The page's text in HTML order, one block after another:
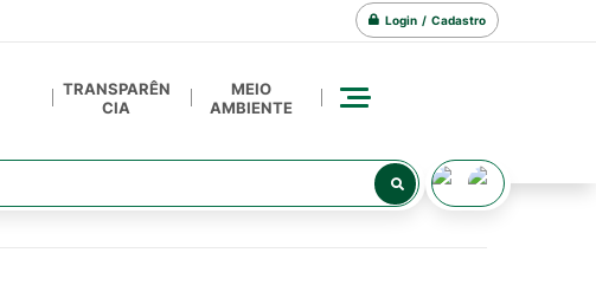
Login / Cadastro
TRANSPARÊN
CIA
MEIO
AMBIENTE